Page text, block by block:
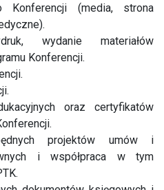
(media, strona
wydanie materiałów
Konferencji.
oraz certyfikatów
projektów umów i
i współpraca w tym